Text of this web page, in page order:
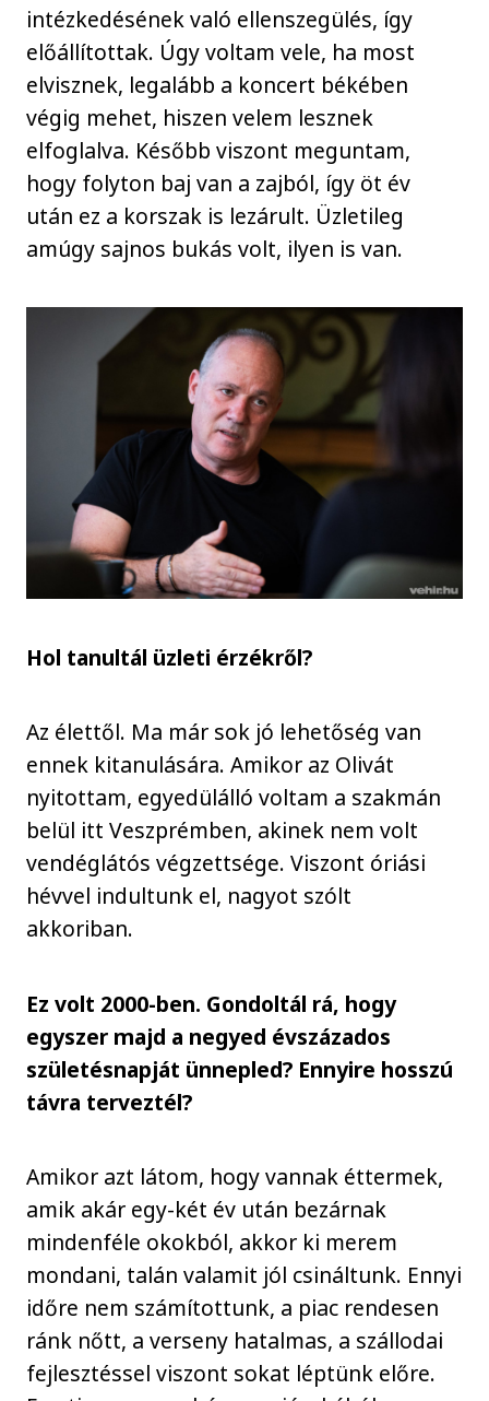
intézkedésének való ellenszegülés, így
előállítottak. Úgy voltam vele, ha most
elvisznek, legalább a koncert békében
végig mehet, hiszen velem lesznek
elfoglalva. Később viszont meguntam,
hogy folyton baj van a zajból, így öt év
után ez a korszak is lezárult. Üzletileg
amúgy sajnos bukás volt, ilyen is van.
Hol tanultál üzleti érzékről?
Az élettől. Ma már sok jó lehetőség van
ennek kitanulására. Amikor az Olivát
nyitottam, egyedülálló voltam a szakmán
belül itt Veszprémben, akinek nem volt
vendéglátós végzettsége. Viszont óriási
hévvel indultunk el, nagyot szólt
akkoriban.
Ez volt 2000-ben. Gondoltál rá, hogy
egyszer majd a negyed évszázados
születésnapját ünnepled? Ennyire hosszú
távra terveztél?
Amikor azt látom, hogy vannak éttermek,
amik akár egy-két év után bezárnak
mindenféle okokból, akkor ki merem
mondani, talán valamit jól csináltunk. Ennyi
időre nem számítottunk, a piac rendesen
ránk nőtt, a verseny hatalmas, a szállodai
fejlesztéssel viszont sokat léptünk előre.